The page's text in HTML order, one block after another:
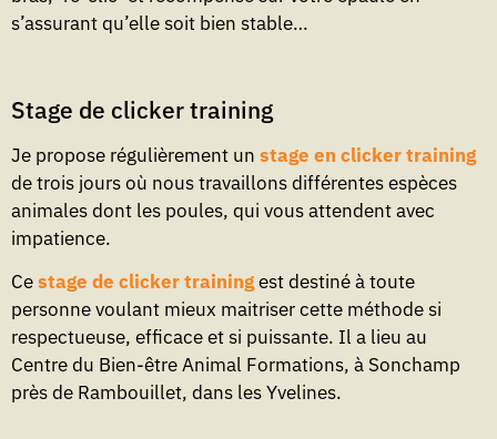
s’assurant qu’elle soit bien stable…
Stage de clicker training
Je propose régulièrement un stage en clicker training
de trois jours où nous travaillons différentes espèces
animales dont les poules, qui vous attendent avec
impatience.
Cestage de clicker trainingest destiné à toute
personne voulant mieux maitriser cette méthode si
respectueuse, efficace et si puissante. Il a lieu au
Centre du Bien-être Animal Formations, à Sonchamp
près de Rambouillet, dans les Yvelines.